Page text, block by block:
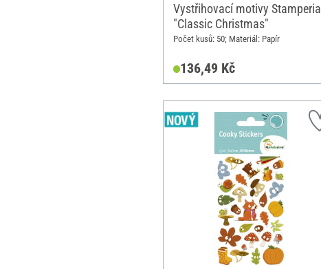
Vystřihovací motivy Stamperia
"Classic Christmas"
Počet kusů: 50; Materiál: Papír
136,49 Kč